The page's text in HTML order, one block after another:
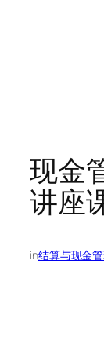
现金
讲座
in结算与现金